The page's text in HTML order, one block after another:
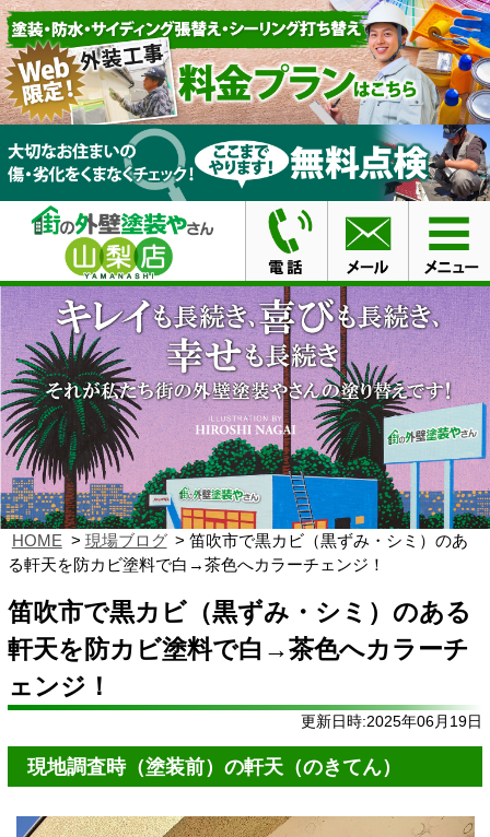
HOME 現場ブログ
笛吹市で黒カビ（黒ずみ・シミ）のあ
る軒天を防カビ塗料で白→茶色へカラーチェンジ！
笛吹市で黒カビ（黒ずみ・シミ）のある
軒天を防カビ塗料で白→茶色へカラーチ
ェンジ！
更新日時:2025年06月19日
現地調査時（塗装前）の軒天（のきてん）